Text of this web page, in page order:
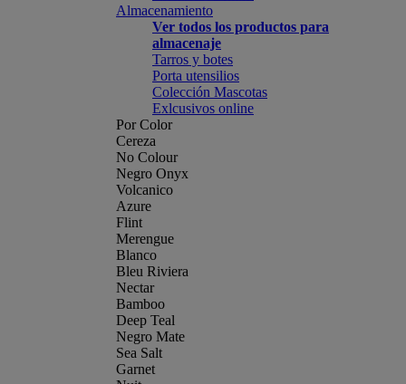
Almacenamiento
Ver todos los productos para
almacenaje
Tarros y botes
Porta utensilios
Colección Mascotas
Exlcusivos online
Por Color
Cereza
No Colour
Negro Onyx
Volcanico
Azure
Flint
Merengue
Blanco
Bleu Riviera
Nectar
Bamboo
Deep Teal
Negro Mate
Sea Salt
Garnet